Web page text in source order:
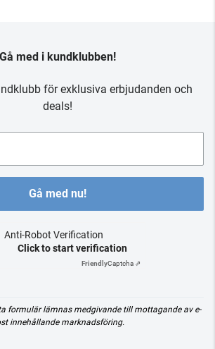
Gå med i kundklubben!
för exklusiva erbjudanden och
deals!
Gå med nu!
Anti-Robot Verification
Click to start verification
FriendlyCaptcha ⇗
formulär lämnas medgivande till mottagande av e-
innehållande marknadsföring.